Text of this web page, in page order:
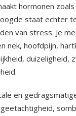
hormonen
staat echter
van stress. Je
nek, hoofdpijn,
duizeligheid,
en